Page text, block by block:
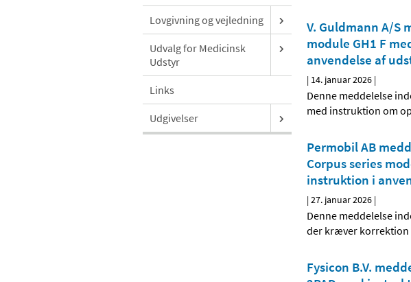
Lovgivning og vejledning
Udvalg for Medicinsk
Udstyr
Links
Udgivelser
V. Guldmann A/S
module GH1 F
anvendelse af
| 14. januar 2026 |
Denne meddelelse
med instruktion om
Permobil AB
Corpus series
instruktion i
|27. januar 2026 |
Denne meddelelse
der kræver korrektion
Fysicon B.V.